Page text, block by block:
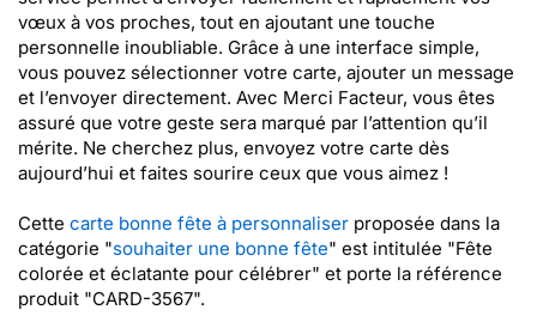
vœux à vos proches, tout en ajoutant une touche
personnelle inoubliable. Grâce à une interface simple,
vous pouvez sélectionner votre carte, ajouter un message
et l’envoyer directement. Avec Merci Facteur, vous êtes
assuré que votre geste sera marqué par l’attention qu’il
mérite. Ne cherchez plus, envoyez votre carte dès
aujourd’hui et faites sourire ceux que vous aimez !
Cette carte bonne fête à personnaliser proposée dans la
catégorie "souhaiter une bonne fête" est intitulée "Fête
colorée et éclatante pour célébrer" et porte la référence
produit "CARD-3567".